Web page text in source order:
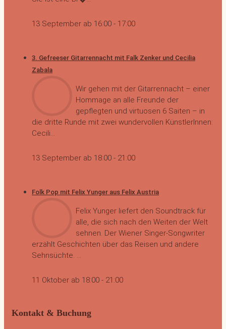
13 September ab 16:00 - 17:00
3. Gefreeser Gitarrennacht mit Falk Zenker und Cecilia
Zabala
Wir gehen mit der Gitarrennacht – einer
Hommage an alle Freunde der
gepflegten und virtuosen 6 Saiten – in
die dritte Runde mit zwei wundervollen KünstlerInnen:
Cecili...
13 September ab 18:00 - 21:00
Folk Pop mit Felix Yunger aus Felix Austria
Felix Yunger liefert den Soundtrack für
alle, die sich nach den Weiten der Welt
sehnen. Der Wiener Singer-Songwriter
erzählt Geschichten über das Reisen und andere
Sehnsüchte. ...
11 Oktober ab 18:00 - 21:00
Kontakt & Buchung